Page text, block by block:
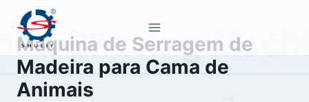
para
Conteúdo
Máquina de Serragem de
Madeira para Cama de
Animais